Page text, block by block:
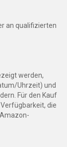
an qualifizierten
werden,
Uhrzeit) und
Für den Kauf
die